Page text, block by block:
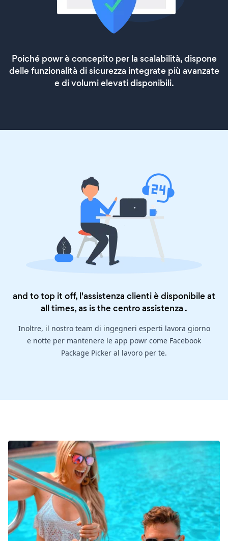
Poiché powr è concepito per la scalabilità, dispone
delle funzionalità di sicurezza integrate più avanzate
e di volumi elevati disponibili.
and to top it off, l'assistenza clienti è disponibile at
all times, as is thecentro assistenza .
Inoltre, il nostro team di ingegneri esperti lavora giorno
e notte per mantenere le app powr come Facebook
Package Picker al lavoro per te.